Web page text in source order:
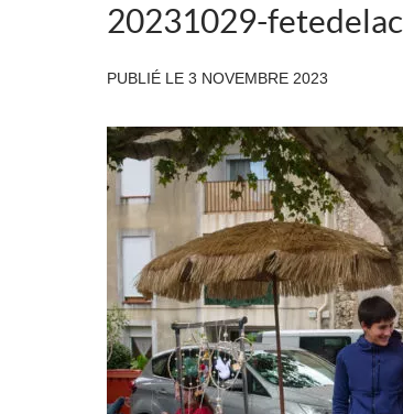
20231029-
PUBLIÉ LE 3 NOVEMBRE 2023